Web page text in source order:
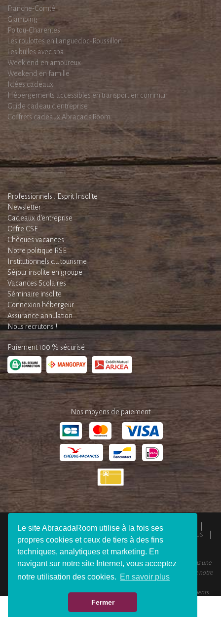
Le site AbracadaRoom utilise à la fois ses
propres cookies et ceux de tiers à des fins
techniques, analytiques et marketing. En
navigant sur notre site Internet, vous acceptez
notre utilisation des cookies. En savoir plus
Fermer
OFFRIR VOIR LES DISPONIBILITÉS
Franche-Comté
Glamping
Poitou-Charentes
Les roulottes en Languedoc-Roussillon
Les bulles avec spa
Week end en amoureux
Weekend en famille
Idées cadeaux
Hébergements accessibles en transport en commun
Guide cadeau d'entreprise
Coffrets cadeaux AbracadaRoom
Professionnels : Esprit Insolite
Newsletter
Cadeaux d'entreprise
Offre CSE
Chèques vacances
Notre politique RSE
Institutionnels du tourisme
Séjour insolite en groupe
Vacances Scolaires
Séminaire insolite
Connexion hébergeur
Assurance annulation
Nous recrutons !
Paiement 100 % sécurisé
Nos moyens de paiement
QUI SOMMES-NOUS ? ESPACE PRESSE
MENTIONS LÉGALES
REJOIGNEZ-NOUS
CONNEXION VOYAGEUR
FAQ CONTACTEZ-NOUS
© 2012 - 2026 AbracadaRoom Tous droits réservés. AbracadaRoom n’est pas une
agence de voyage et ne facture aucun frais de service pour les utilisateurs de notre
AbracadaRoom.com a une note moyenne de 4.6 sur 5 basée sur 451
avis clients.